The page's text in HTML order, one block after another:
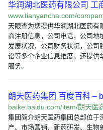
华润湖北医药有限公司 工
www.tianyancha.com/
天眼查为您提供华润湖北医药有
商注册信息，公司电话，公司地
发展状况，公司财务状况，公司
讼等多个企业信息维度。还提供
服务。
朗天医药集团 百度百科 –
baike.baidu.com/item/朗天医
集团简介朗天医药集团总部位于
产、市场营销、新药研发、生